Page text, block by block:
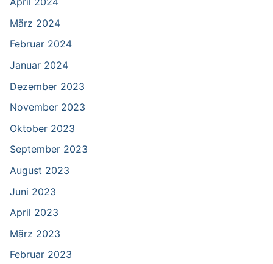
März 2024
Februar 2024
Januar 2024
Dezember 2023
November 2023
Oktober 2023
September 2023
August 2023
Juni 2023
April 2023
März 2023
Februar 2023